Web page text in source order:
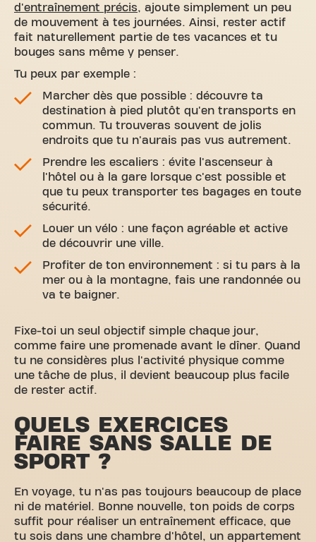
d'entraînement précis, ajoute simplement un peu
de mouvement à tes journées. Ainsi, rester actif
fait naturellement partie de tes vacances et tu
bouges sans même y penser.
Tu peux par exemple :
Marcher dès que possible : découvre ta
destination à pied plutôt qu'en transports en
commun. Tu trouveras souvent de jolis
endroits que tu n'aurais pas vus autrement.
Prendre les escaliers : évite l'ascenseur à
l'hôtel ou à la gare lorsque c'est possible et
que tu peux transporter tes bagages en toute
sécurité.
Louer un vélo : une façon agréable et active
de découvrir une ville.
Profiter de ton environnement : si tu pars à la
mer ou à la montagne, fais une randonnée ou
va te baigner.
Fixe-toi un seul objectif simple chaque jour,
comme faire une promenade avant le dîner. Quand
tu ne considères plus l'activité physique comme
une tâche de plus, il devient beaucoup plus facile
de rester actif.
QUELS EXERCICES
FAIRE SANS SALLE DE
SPORT ?
En voyage, tu n'as pas toujours beaucoup de place
ni de matériel. Bonne nouvelle, ton poids de corps
suffit pour réaliser un entraînement efficace, que
tu sois dans une chambre d'hôtel, un appartement